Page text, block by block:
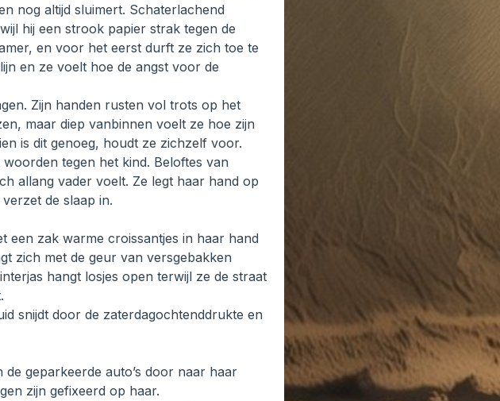
nog altijd sluimert. Schaterlachend
hij een strook papier strak tegen de
en voor het eerst durft ze zich toe te
en ze voelt hoe de angst voor de
Zijn handen rusten vol trots op het
maar diep vanbinnen voelt ze hoe zijn
is dit genoeg, houdt ze zichzelf voor.
tegen het kind. Beloftes van
allang vader voelt. Ze legt haar hand op
de slaap in.
een zak warme croissantjes in haar hand
zich met de geur van versgebakken
hangt losjes open terwijl ze de straat
snijdt door de zaterdagochtenddrukte en
geparkeerde auto’s door naar haar
zijn gefixeerd op haar.